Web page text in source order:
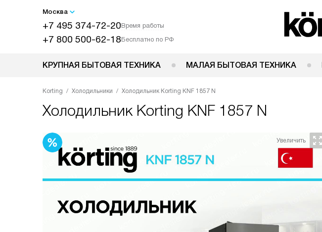
Москва
+7 495 374-72-20Время работы
+7 800 500-62-18Бесплатно по РФ
КРУПНАЯ БЫТОВАЯ ТЕХНИКА МАЛАЯ БЫТОВАЯ ТЕХНИКА
Korting Холодильники Холодильник Korting KNF 1857 N
Холодильник Korting KNF 1857 N